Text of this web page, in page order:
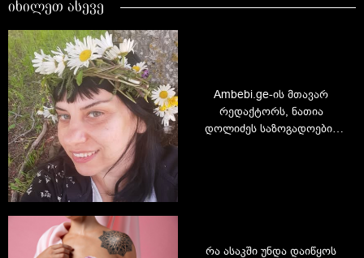
იხილეთ ასევე
Ambebi.ge-ის მთავარ
რედაქტორს, ნათია
დოლიძეს საზოგადოების
რა ასაკში უნდა დაიწყოს